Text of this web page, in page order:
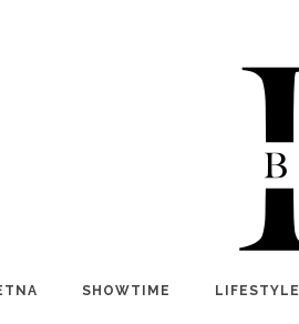
SHOWTIME LIFESTYLE